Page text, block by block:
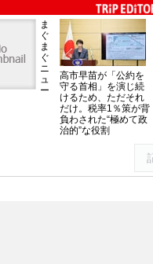
ま
ぐ
ま
ぐ
ニ
ュ
ー
高市早苗が「公約を
守る首相」を演じ続
けるため、ただそれ
だけ。税率1％策が背
負わされた“極めて政
治的”な役割